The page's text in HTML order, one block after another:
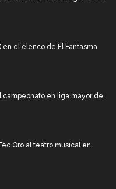
en el elenco de El Fantasma
campeonato en liga mayor de
Qro al teatro musical en